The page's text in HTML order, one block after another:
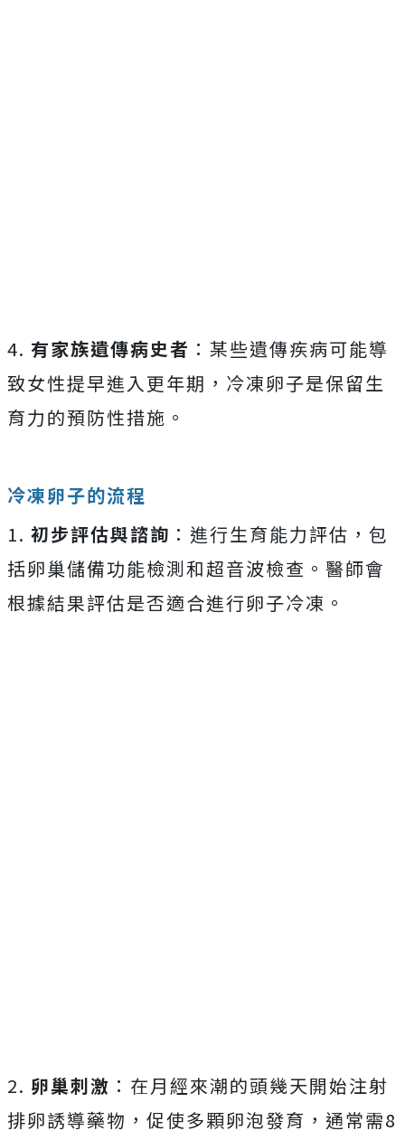
4. 有家族遺傳病史者 ：某些遺傳疾病可能導
致女性提早進入更年期，冷凍卵子是保留生
育力的預防性措施。
冷凍卵子的流程
1. 初步評估與諮詢 ：進行生育能力評估，包
括卵巢儲備功能檢測和超音波檢查。醫師會
根據結果評估是否適合進行卵子冷凍。
2. 卵巢刺激 ：在月經來潮的頭幾天開始注射
排卵誘導藥物，促使多顆卵泡發育，通常需8